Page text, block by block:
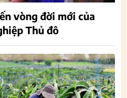
vòng đời mới của
Thủ đô